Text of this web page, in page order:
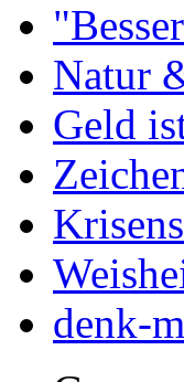
Natur
Geld
denk-